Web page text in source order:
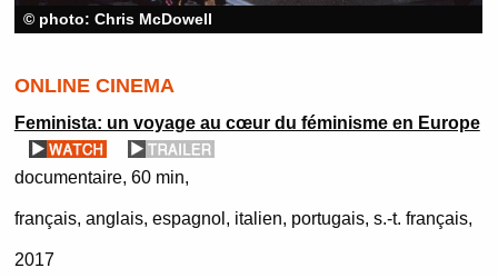
© photo: Chris McDowell
ONLINE CINEMA
Feminista: un voyage au cœur du féminisme en Europe
documentaire 60 min
français, anglais, espagnol, italien, portugais, s.-t. français
2017